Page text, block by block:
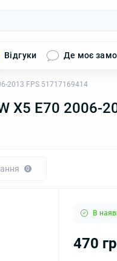
Відгуки Де моє
2013 FPS 51717169414
X5 E70 2006-
0
В
470